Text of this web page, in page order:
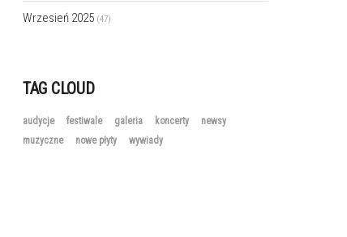
Wrzesień 2025 (47)
TAG CLOUD
audycje festiwale galeria koncerty
newsy
muzyczne
nowe płyty wywiady